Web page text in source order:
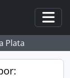
Plata